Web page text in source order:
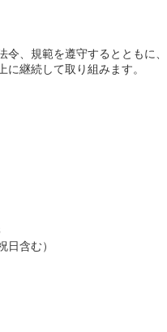
、規範を遵守するとともに、
継続して取り組みます。
含む）